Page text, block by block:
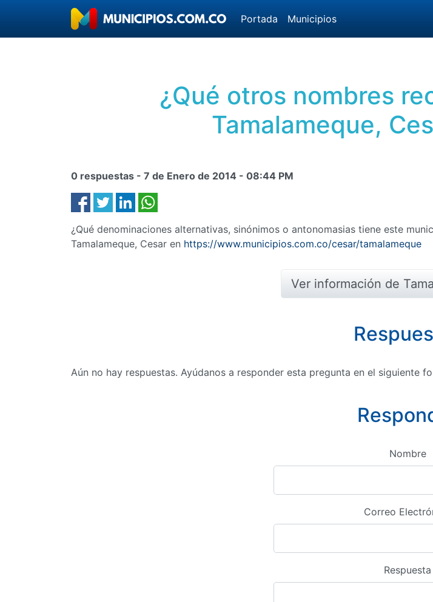
Portada Municipios
¿Qué otros nombres
Tamalameque,
0 respuestas - 7 de Enero de 2014 - 08:44 PM
¿Qué denominaciones alternativas, sinónimos o antonomasias tiene este
Tamalameque, Cesar en https://www.municipios.com.co/cesar/tamalameque
Ver información de
Aún no hay respuestas. Ayúdanos a responder esta pregunta en el siguiente
Nombre
Correo
Respuesta